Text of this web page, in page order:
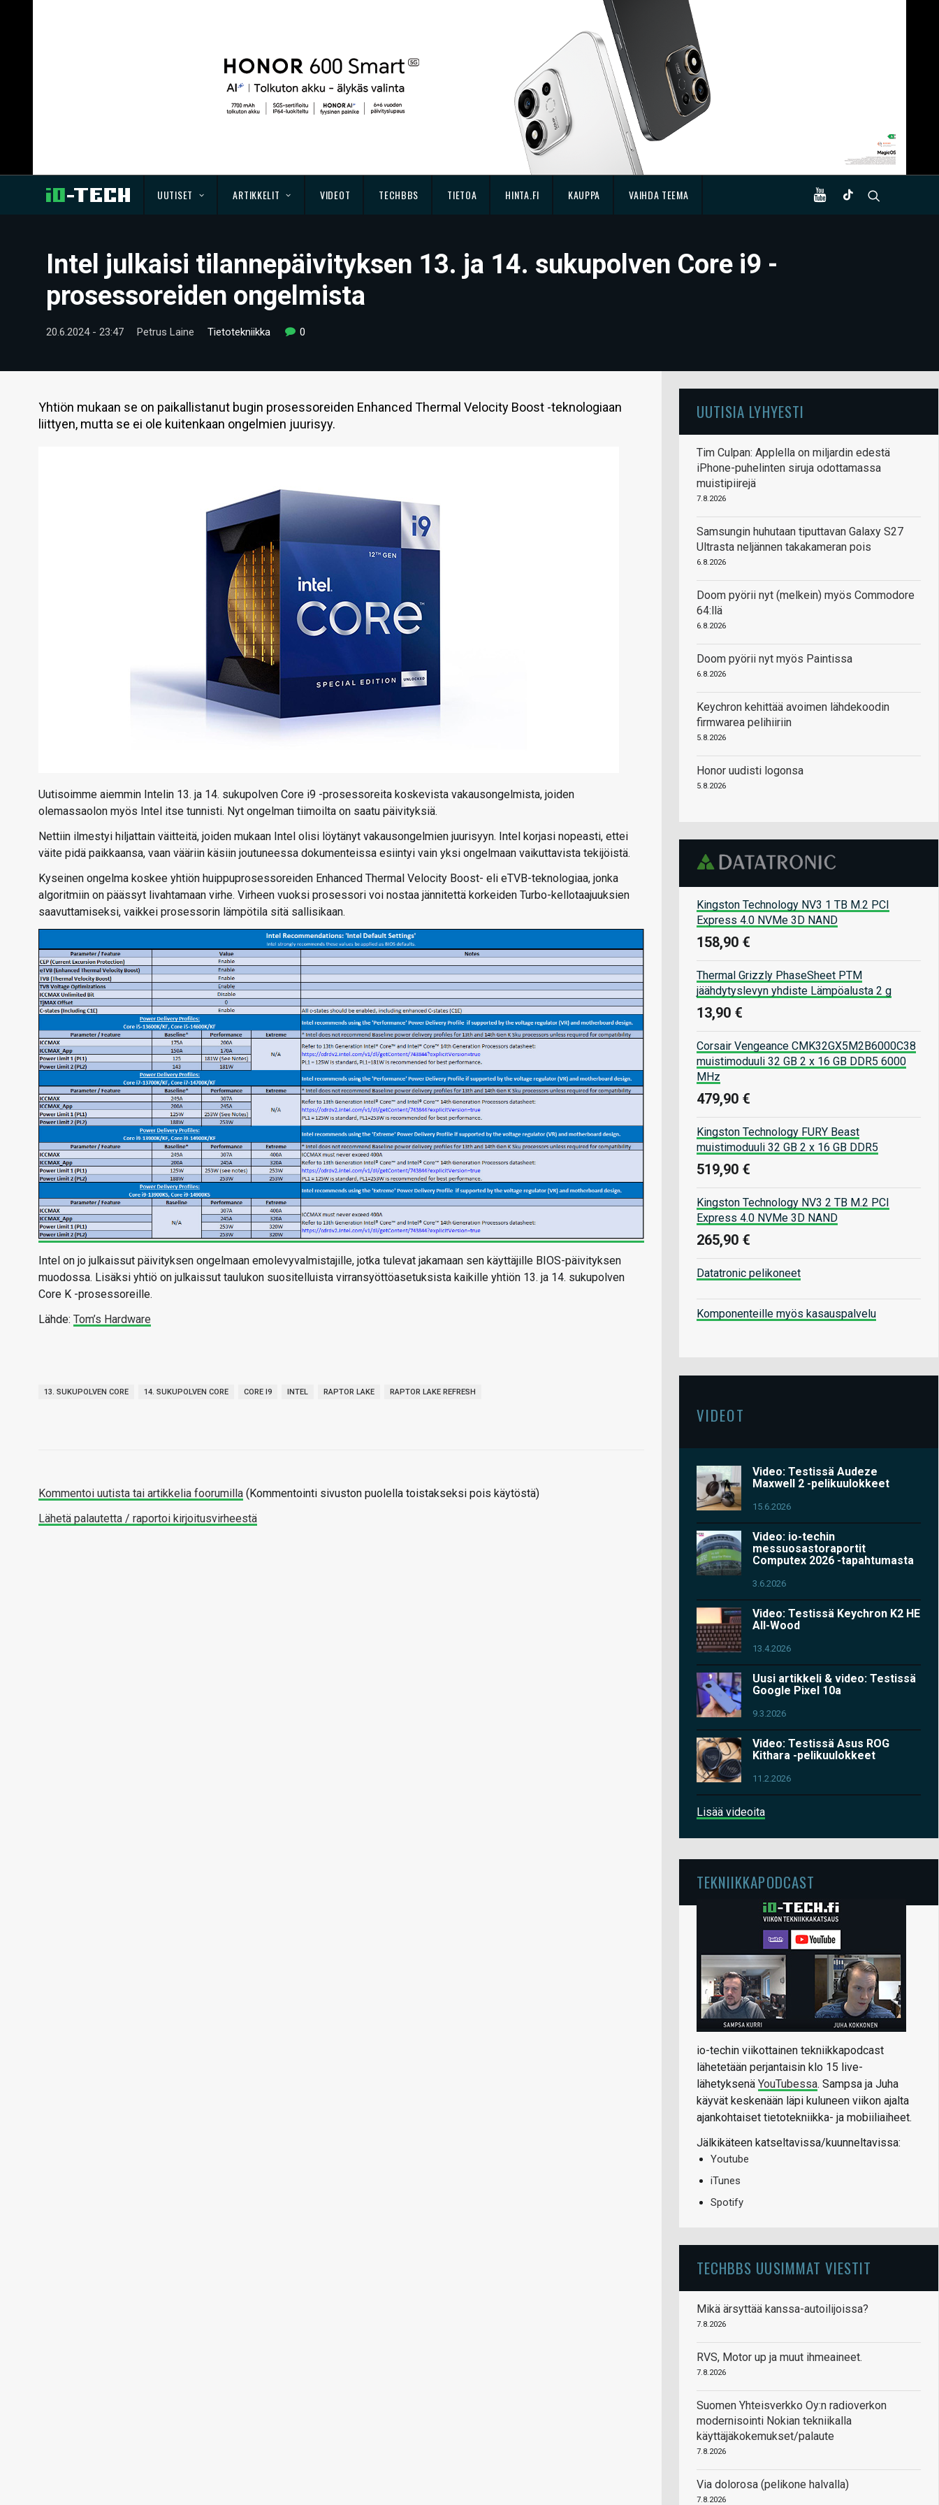
UUTISET ARTIKKELIT VIDEOT TECHBBS TIETOA HINTA.FI KAUPPA VAIHDA TEEMA
Intel julkaisi tilannepäivityksen 13. ja 14. sukupolven Core i9 -
prosessoreiden ongelmista
20.6.2024 - 23:47 Petrus Laine Tietotekniikka 0
Yhtiön mukaan se on paikallistanut bugin prosessoreiden Enhanced Thermal Velocity Boost -teknologiaan
liittyen, mutta se ei ole kuitenkaan ongelmien juurisyy.
Uutisoimme aiemmin Intelin 13. ja 14. sukupolven Core i9 -prosessoreita koskevista vakausongelmista, joiden
olemassaolon myös Intel itse tunnisti. Nyt ongelman tiimoilta on saatu päivityksiä.
Nettiin ilmestyi hiljattain väitteitä, joiden mukaan Intel olisi löytänyt vakausongelmien juurisyyn. Intel korjasi nopeasti, ettei
väite pidä paikkaansa, vaan vääriin käsiin joutuneessa dokumenteissa esiintyi vain yksi ongelmaan vaikuttavista tekijöistä.
Kyseinen ongelma koskee yhtiön huippuprosessoreiden Enhanced Thermal Velocity Boost- eli eTVB-teknologiaa, jonka
algoritmiin on päässyt livahtamaan virhe. Virheen vuoksi prosessori voi nostaa jännitettä korkeiden Turbo-kellotaajuuksien
saavuttamiseksi, vaikkei prosessorin lämpötila sitä sallisikaan.
Intel on jo julkaissut päivityksen ongelmaan emolevyvalmistajille, jotka tulevat jakamaan sen käyttäjille BIOS-päivityksen
muodossa. Lisäksi yhtiö on julkaissut taulukon suositelluista virransyöttöasetuksista kaikille yhtiön 13. ja 14. sukupolven
Core K -prosessoreille.
Lähde: Tom’s Hardware
13. SUKUPOLVEN CORE 14. SUKUPOLVEN CORE CORE I9 INTEL RAPTOR LAKE RAPTOR LAKE REFRESH
Kommentoi uutista tai artikkelia foorumilla (Kommentointi sivuston puolella toistakseksi pois käytöstä)
Lähetä palautetta / raportoi kirjoitusvirheestä
UUTISIA LYHYESTI
Tim Culpan: Applella on miljardin edestä
iPhone-puhelinten siruja odottamassa
muistipiirejä
7.8.2026
Samsungin huhutaan tiputtavan Galaxy S27
Ultrasta neljännen takakameran pois
6.8.2026
Doom pyörii nyt (melkein) myös Commodore
64:llä
6.8.2026
Doom pyörii nyt myös Paintissa
6.8.2026
Keychron kehittää avoimen lähdekoodin
firmwarea pelihiiriin
5.8.2026
Honor uudisti logonsa
5.8.2026
Kingston Technology NV3 1 TB M.2 PCI
Express 4.0 NVMe 3D NAND
158,90 €
Thermal Grizzly PhaseSheet PTM
jäähdytyslevyn yhdiste Lämpöalusta 2 g
13,90 €
Corsair Vengeance CMK32GX5M2B6000C38
muistimoduuli 32 GB 2 x 16 GB DDR5 6000
MHz
479,90 €
Kingston Technology FURY Beast
muistimoduuli 32 GB 2 x 16 GB DDR5
519,90 €
Kingston Technology NV3 2 TB M.2 PCI
Express 4.0 NVMe 3D NAND
265,90 €
Datatronic pelikoneet
Komponenteille myös kasauspalvelu
VIDEOT
Video: Testissä Audeze
Maxwell 2 -pelikuulokkeet
15.6.2026
Video: io-techin
messuosastoraportit
Computex 2026 -tapahtumasta
3.6.2026
Video: Testissä Keychron K2 HE
All-Wood
13.4.2026
Uusi artikkeli & video: Testissä
Google Pixel 10a
9.3.2026
Video: Testissä Asus ROG
Kithara -pelikuulokkeet
11.2.2026
Lisää videoita
TEKNIIKKAPODCAST
io-techin viikottainen tekniikkapodcast
lähetetään perjantaisin klo 15 live-
lähetyksenä YouTubessa. Sampsa ja Juha
käyvät keskenään läpi kuluneen viikon ajalta
ajankohtaiset tietotekniikka- ja mobiiliaiheet.
Jälkikäteen katseltavissa/kuunneltavissa:
Youtube
iTunes
Spotify
TECHBBS UUSIMMAT VIESTIT
Mikä ärsyttää kanssa-autoilijoissa?
7.8.2026
RVS, Motor up ja muut ihmeaineet.
7.8.2026
Suomen Yhteisverkko Oy:n radioverkon
modernisointi Nokian tekniikalla
käyttäjäkokemukset/palaute
7.8.2026
Via dolorosa (pelikone halvalla)
7.8.2026